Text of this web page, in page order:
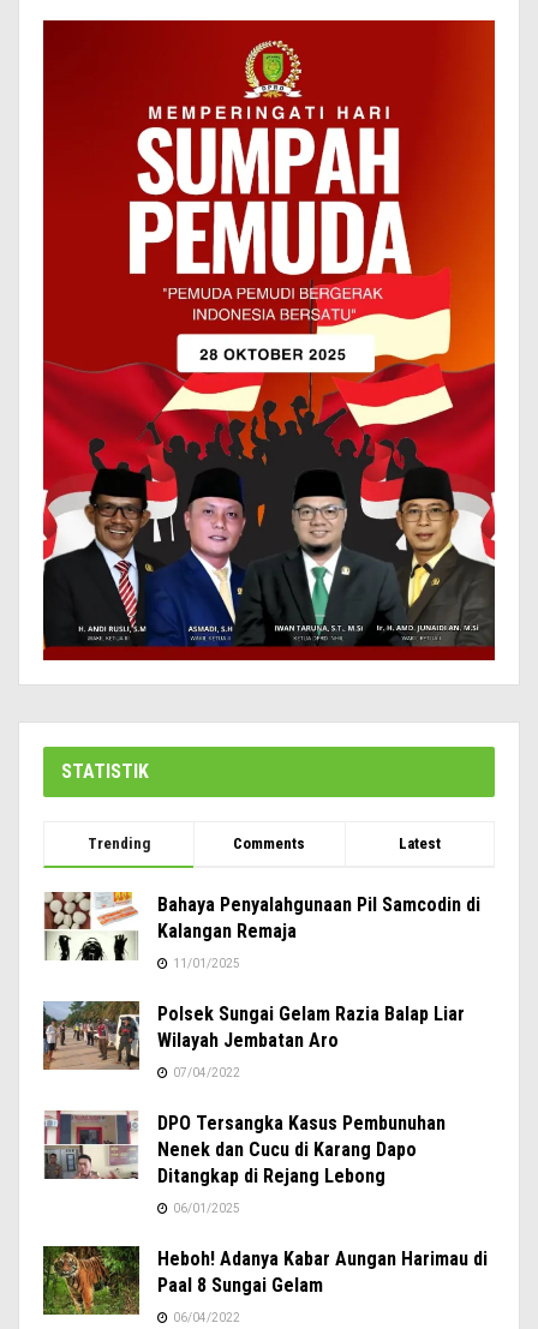
STATISTIK
Trending Comments Latest
Bahaya Penyalahgunaan Pil Samcodin di
Kalangan Remaja
11/01/2025
Polsek Sungai Gelam Razia Balap Liar
Wilayah Jembatan Aro
07/04/2022
DPO Tersangka Kasus Pembunuhan
Nenek dan Cucu di Karang Dapo
Ditangkap di Rejang Lebong
06/01/2025
Heboh! Adanya Kabar Aungan Harimau di
Paal 8 Sungai Gelam
06/04/2022